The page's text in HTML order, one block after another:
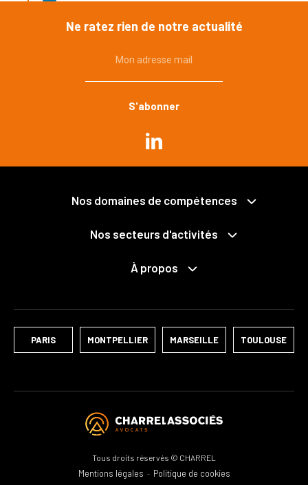
Ne ratez rien de notre actualité
Mon adresse mail
Nos domaines de compétences
Commande publique
Urbanisme, environnement
Immobilier, construction
Collectivités territoriales et intercommunalité
Fonction publique
NTIC / Données personnelles
Associations
Nos secteurs d'activités
Mobilités
Déchets
Logements
Développement durable
À propos
Le cabinet
PARIS MONTPELLIER MARSEILLE TOULOUSE
Tous droits réservés © CHARREL
Mentions légales Politique de cookies